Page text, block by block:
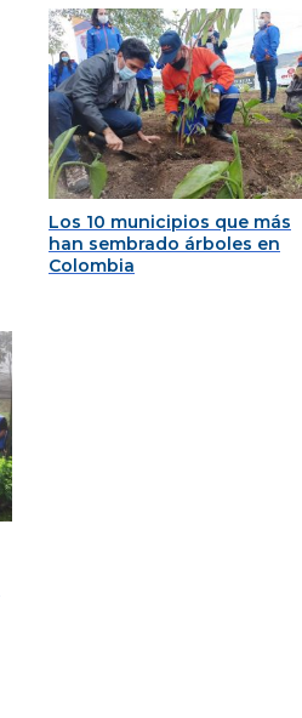
Los 10 municipios que más
han sembrado árboles en
Colombia